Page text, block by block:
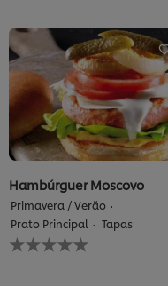
este
recipe
Hambúrguer Moscovo
Primavera / Verão
Prato Principal
Tapas
Nenhuma
avaliação